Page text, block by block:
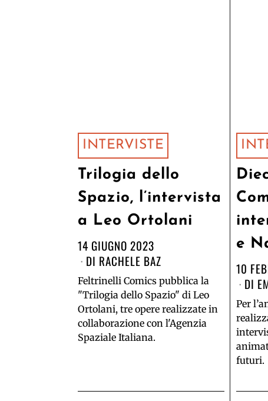
INTERVISTE
Trilogia dello
Spazio, l’intervista
a Leo Ortolani
14 GIUGNO 2023
DI RACHELE BAZ
Feltrinelli Comics pubblica la
"Trilogia dello Spazio" di Leo
Ortolani, tre opere realizzate in
collaborazione con l'Agenzia
Spaziale Italiana.
e
10
DI
Per
futuri.